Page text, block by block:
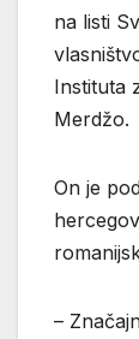
na listi
Instituta
Merdžo.
On je
–